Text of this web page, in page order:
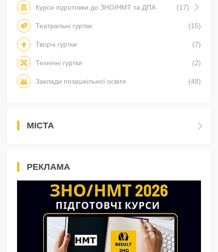
Курси підготовки до ЗНО/НМТ та ДПА (17)
Театральні гуртки (15)
Творчі гуртки (7)
Технічні гуртки (2)
Заклади позашкільної освіти (48)
МІСТА
РЕКЛАМА